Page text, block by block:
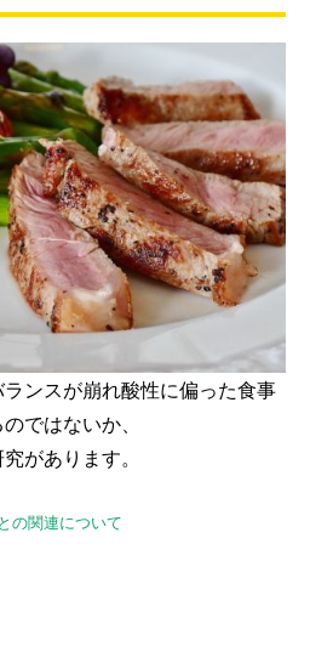
ンスが崩れ酸性に偏った食事
ではないか、
があります。
の関連について